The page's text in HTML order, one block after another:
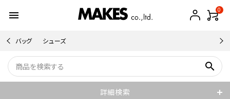
menu 0
バッグ シューズ
search
詳細検索